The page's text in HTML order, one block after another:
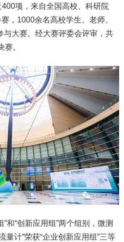
项，来自全国高校、科研院
，1000余名高校学生、老师、
与大赛。经大赛评委会评审，共
。
和“创新应用组”两个组别，微测
量计”荣获“企业创新应用组”三等